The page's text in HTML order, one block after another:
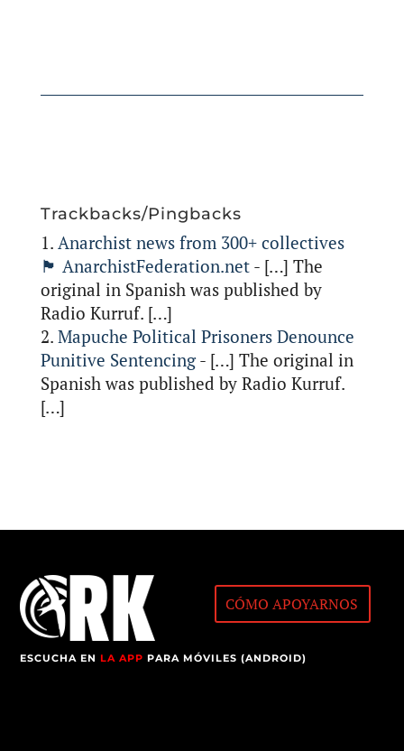
Trackbacks/Pingbacks
Anarchist news from 300+ collectives
🏴 AnarchistFederation.net- […] The
original in Spanish was published by
Radio Kurruf. […]
Mapuche Political Prisoners Denounce
Punitive Sentencing- […] The original in
Spanish was published by Radio Kurruf.
[…]
CÓMO APOYARNOS
ESCUCHA ENLA APP PARA MÓVILES (ANDROID)